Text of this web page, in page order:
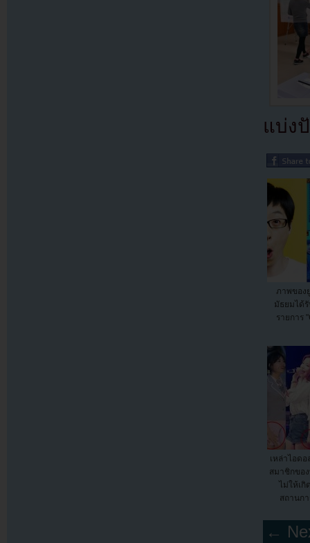
แบ่ง
ภาพของ
มัธยมได้รั
รายการ
เหล่าไอด
สมาชิกของ
ไม่ให้เกิ
สถานก
←